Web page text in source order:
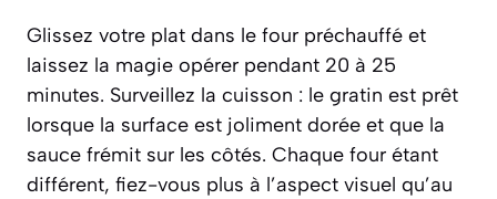
Glissez votre plat dans le four préchauffé et
laissez la magie opérer pendant 20 à 25
minutes. Surveillez la cuisson : le gratin est prêt
lorsque la surface est joliment dorée et que la
sauce frémit sur les côtés. Chaque four étant
différent, fiez-vous plus à l’aspect visuel qu’au